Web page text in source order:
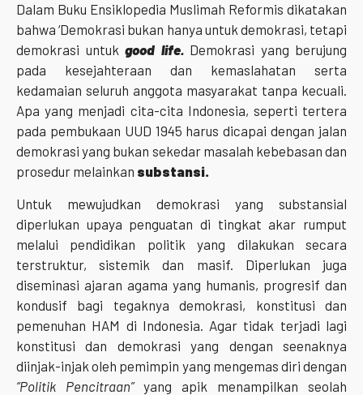
Dalam Buku Ensiklopedia Muslimah Reformis dikatakan
bahwa ‘Demokrasi bukan hanya untuk demokrasi, tetapi
demokrasi untuk good life.Demokrasi yang berujung
pada kesejahteraan dan kemaslahatan serta
kedamaian seluruh anggota masyarakat tanpa kecuali.
Apa yang menjadi cita-cita Indonesia, seperti tertera
pada pembukaan UUD 1945 harus dicapai dengan jalan
demokrasi yang bukan sekedar masalah kebebasan dan
prosedur melainkan substansi.
Untuk mewujudkan demokrasi yang substansial
diperlukan upaya penguatan di tingkat akar rumput
melalui pendidikan politik yang dilakukan secara
terstruktur, sistemik dan masif. Diperlukan juga
diseminasi ajaran agama yang humanis, progresif dan
kondusif bagi tegaknya demokrasi, konstitusi dan
pemenuhan HAM di Indonesia. Agar tidak terjadi lagi
konstitusi dan demokrasi yang dengan seenaknya
diinjak-injak oleh pemimpin yang mengemas diri dengan
“Politik Pencitraan”yang apik menampilkan seolah